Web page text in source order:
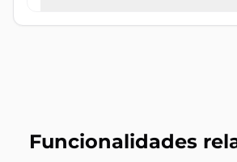
Funcionalidades